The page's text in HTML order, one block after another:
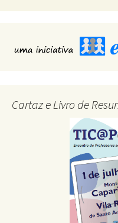
Cartaz e Livro de